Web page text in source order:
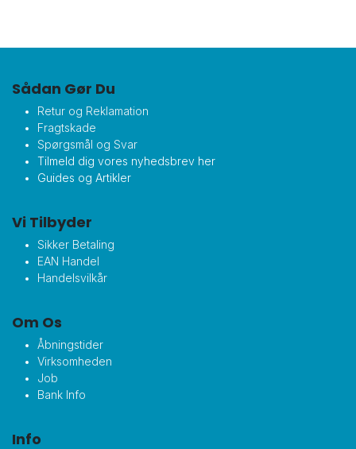
Sådan Gør Du
Retur og Reklamation
Fragtskade
Spørgsmål og Svar
Tilmeld dig vores nyhedsbrev her
Guides og Artikler
Vi Tilbyder
Sikker Betaling
EAN Handel
Handelsvilkår
Om Os
Åbningstider
Virksomheden
Job
Bank Info
Info